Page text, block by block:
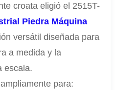
croata eligió el 2515T-
Piedra Máquina
versátil diseñada para
a medida y la
escala.
para: